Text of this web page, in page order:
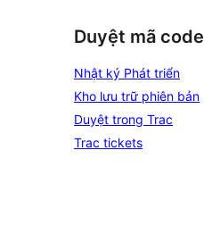
Duyệt mã code
Nhật ký Phát triển
Kho lưu trữ phiên bản
Duyệt trong Trac
Trac tickets